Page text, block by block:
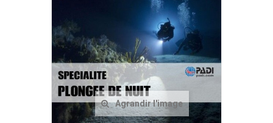
Agrandir l'image